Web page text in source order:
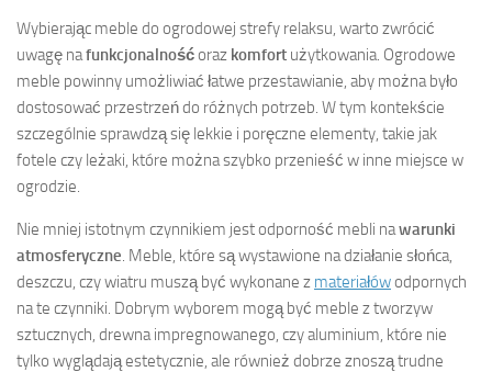
Wybierając meble do ogrodowej strefy relaksu, warto zwrócić
uwagę nafunkcjonalnośćoraz komfort użytkowania. Ogrodowe
meble powinny umożliwiać łatwe przestawianie, aby można było
dostosować przestrzeń do różnych potrzeb. W tym kontekście
szczególnie sprawdzą się lekkie i poręczne elementy, takie jak
fotele czy leżaki, które można szybko przenieść w inne miejsce w
ogrodzie.
Nie mniej istotnym czynnikiem jest odporność mebli nawarunki
atmosferyczne. Meble, które są wystawione na działanie słońca,
deszczu, czy wiatru muszą być wykonane z materiałówodpornych
na te czynniki. Dobrym wyborem mogą być meble z tworzyw
sztucznych, drewna impregnowanego, czy aluminium, które nie
tylko wyglądają estetycznie, ale również dobrze znoszą trudne